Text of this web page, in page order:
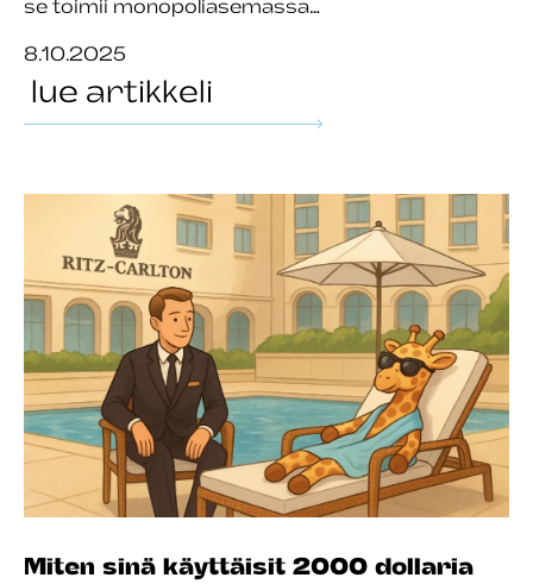
se toimii monopoliasemassa…
8.10.2025
lue artikkeli
Miten sinä käyttäisit 2000 dollaria